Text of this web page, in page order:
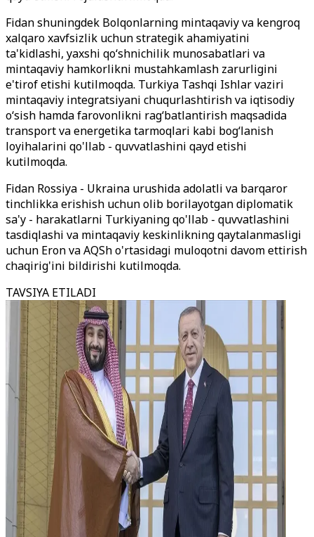
Fidan shuningdek Bolqonlarning mintaqaviy va kengroq
xalqaro xavfsizlik uchun strategik ahamiyatini
ta'kidlashi, yaxshi qo‘shnichilik munosabatlari va
mintaqaviy hamkorlikni mustahkamlash zarurligini
e'tirof etishi kutilmoqda. Turkiya Tashqi Ishlar vaziri
mintaqaviy integratsiyani chuqurlashtirish va iqtisodiy
o‘sish hamda farovonlikni rag‘batlantirish maqsadida
transport va energetika tarmoqlari kabi bog‘lanish
loyihalarini qo'llab - quvvatlashini qayd etishi
kutilmoqda.
Fidan Rossiya - Ukraina urushida adolatli va barqaror
tinchlikka erishish uchun olib borilayotgan diplomatik
sa'y - harakatlarni Turkiyaning qo'llab - quvvatlashini
tasdiqlashi va mintaqaviy keskinlikning qaytalanmasligi
uchun Eron va AQSh o'rtasidagi muloqotni davom ettirish
chaqirig'ini bildirishi kutilmoqda.
TAVSIYA ETILADI